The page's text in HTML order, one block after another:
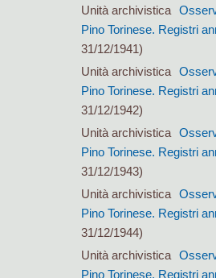
Unità archivistica
Pino Torinese. Registri
31/12/1941)
Unità archivistica
Pino Torinese. Registri
31/12/1942)
Unità archivistica
Pino Torinese. Registri
31/12/1943)
Unità archivistica
Pino Torinese. Registri
31/12/1944)
Unità archivistica
Pino Torinese. Registri